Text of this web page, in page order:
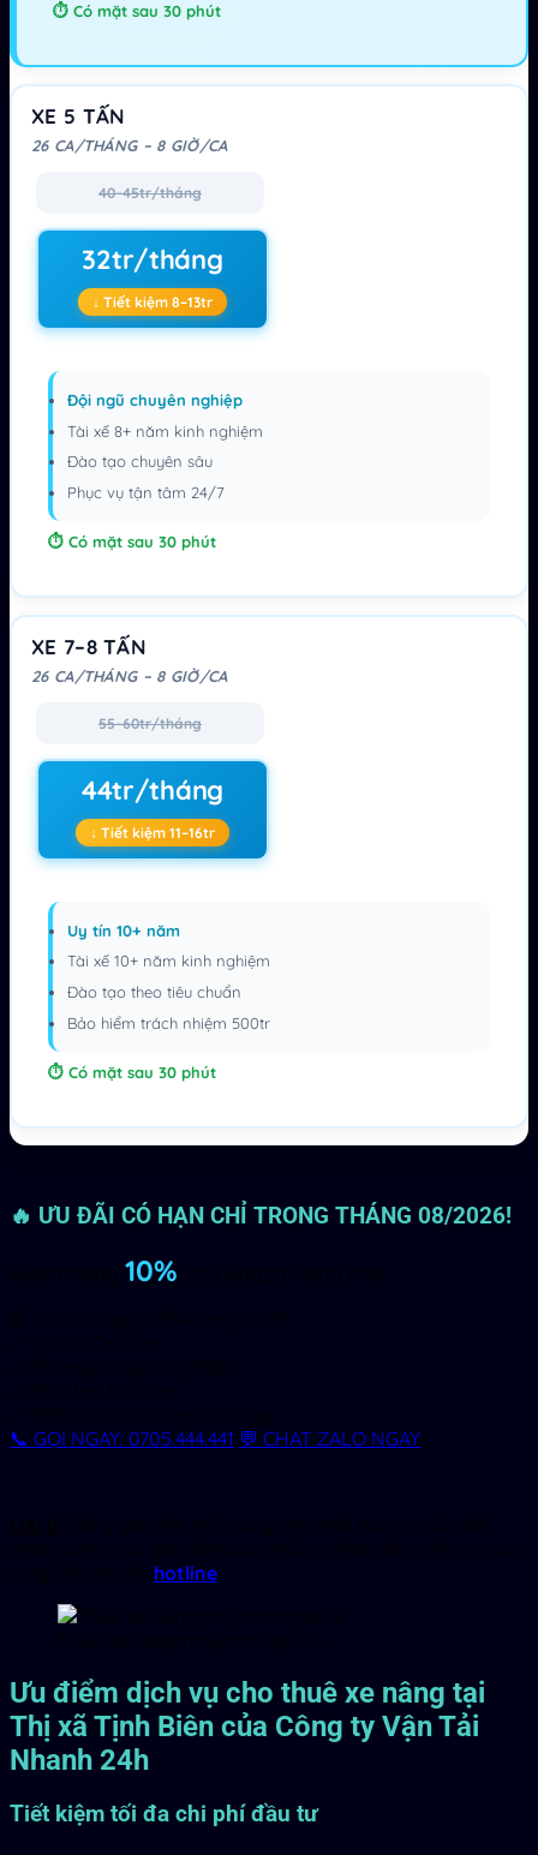
Có mặt sau 30 phút
XE 5 TẤN
26 CA/THÁNG – 8 GIỜ/CA
40–45tr/tháng
32tr/tháng
↓ Tiết kiệm 8–13tr
Đội ngũ chuyên nghiệp
Tài xế 8+ năm kinh nghiệm
Đào tạo chuyên sâu
Phục vụ tận tâm 24/7
Có mặt sau 30 phút
XE 7–8 TẤN
26 CA/THÁNG – 8 GIỜ/CA
55–60tr/tháng
44tr/tháng
↓ Tiết kiệm 11–16tr
Uy tín 10+ năm
Tài xế 10+ năm kinh nghiệm
Đào tạo theo tiêu chuẩn
Bảo hiểm trách nhiệm 500tr
Có mặt sau 30 phút
🔥 ƯU ĐÃI CÓ HẠN CHỈ TRONG THÁNG 08/2026!
10%
📞 GỌI NGAY: 0705.444.441 💬 CHAT ZALO NGAY
hotline
Ưu điểm dịch vụ cho thuê xe nâng tại
Thị xã Tịnh Biên của Công ty Vận Tải
Nhanh 24h
Tiết kiệm tối đa chi phí đầu tư